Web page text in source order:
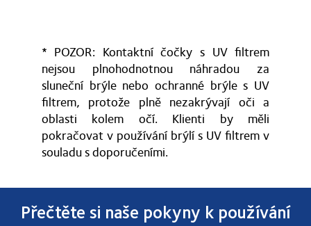
* POZOR: Kontaktní čočky s UV filtrem
nejsou plnohodnotnou náhradou za
sluneční brýle nebo ochranné brýle s UV
filtrem, protože plně nezakrývají oči a
oblasti kolem očí. Klienti by měli
pokračovat v používání brýlí s UV filtrem v
souladu s doporučeními.
Přečtěte si naše pokyny k používání